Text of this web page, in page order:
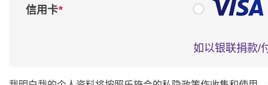
信用卡*
如以银联捐款/